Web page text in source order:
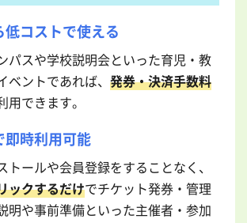
コストで使える
パスや学校説明会といった育児・教
ントであれば、 発券・決済手数料
用できます。
即時利用可能
トールや会員登録をすることなく、
ックするだけでチケット発券・管理
明や事前準備といった主催者・参加